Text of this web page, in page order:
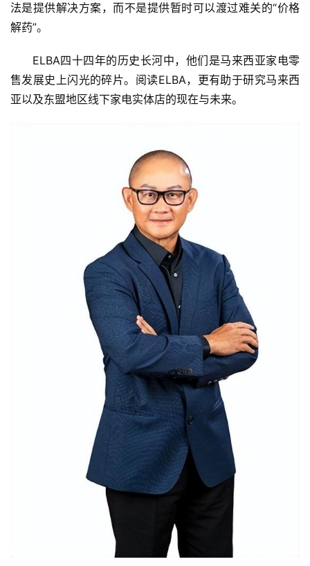
法是提供解决方案，而不是提供暂时可以渡过难关的“价格
解药”。
ELBA四十四年的历史长河中，他们是马来西亚家电零
售发展史上闪光的碎片。阅读ELBA，更有助于研究马来西
亚以及东盟地区线下家电实体店的现在与未来。